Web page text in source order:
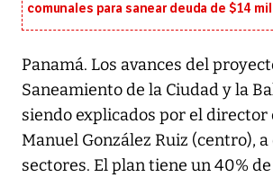
comunales para sanear deuda de $14
Panamá. Los avances del
Saneamiento de la Ciudad y la
siendo explicados por el director
Manuel González Ruiz (centro),
sectores. El plan tiene un 40%